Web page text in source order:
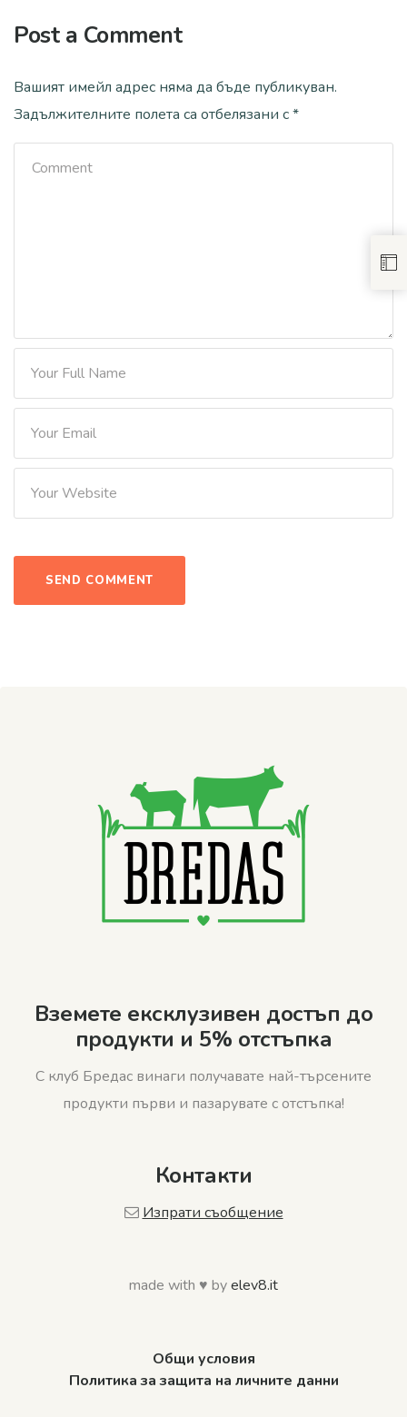
Post a Comment
Вашият имейл адрес няма да бъде публикуван.
Задължителните полета са отбелязани с*
Вземете ексклузивен достъп до
продукти и 5% отстъпка
С клуб Бредас винаги получавате най-търсените
продукти първи и пазарувате с отстъпка!
Контакти
Изпрати съобщение
made with ♥ byelev8.it
Общи условия
Политика за защита на личните данни